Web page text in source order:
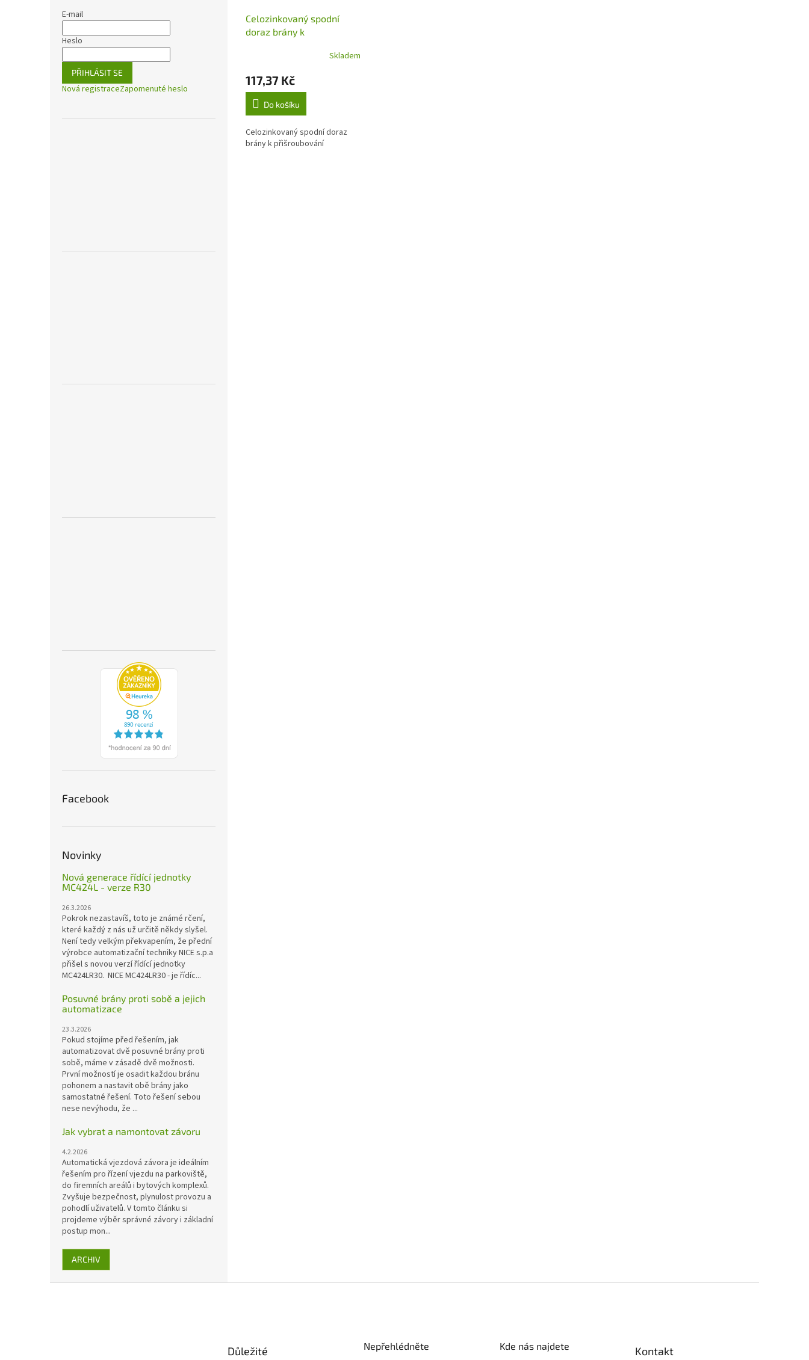
E-mail
Heslo
PŘIHLÁSIT SE
Nová registraceZapomenuté heslo
Facebook
Novinky
Nová generace řídící jednotky
MC424L - verze R30
26.3.2026
Pokrok nezastavíš, toto je známé rčení,
které každý z nás už určitě někdy slyšel.
Není tedy velkým překvapením, že přední
výrobce automatizační techniky NICE s.p.a
přišel s novou verzí řídící jednotky
MC424LR30. NICE MC424LR30 - je řídíc...
Posuvné brány proti sobě a jejich
automatizace
23.3.2026
Pokud stojíme před řešením, jak
automatizovat dvě posuvné brány proti
sobě, máme v zásadě dvě možnosti.
První možností je osadit každou bránu
pohonem a nastavit obě brány jako
samostatné řešení. Toto řešení sebou
nese nevýhodu, že ...
Jak vybrat a namontovat závoru
4.2.2026
Automatická vjezdová závora je ideálním
řešením pro řízení vjezdu na parkoviště,
do firemních areálů i bytových komplexů.
Zvyšuje bezpečnost, plynulost provozu a
pohodlí uživatelů. V tomto článku si
projdeme výběr správné závory i základní
postup mon...
ARCHIV
Celozinkovaný spodní
doraz brány k
Skladem
117,37 Kč
Do košíku
Celozinkovaný spodní doraz
brány k přišroubování
Důležité Nepřehlédněte Kde nás najdete Kontakt